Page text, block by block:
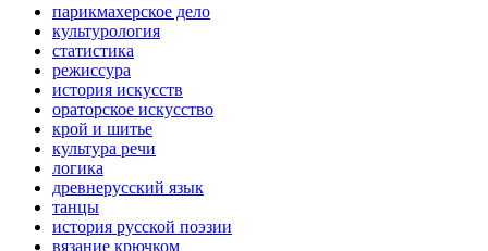
парикмахерское дело
культурология
статистика
режиссура
история искусств
ораторское искусство
крой и шитье
культура речи
логика
древнерусский язык
танцы
история русской поэзии
вязание крючком